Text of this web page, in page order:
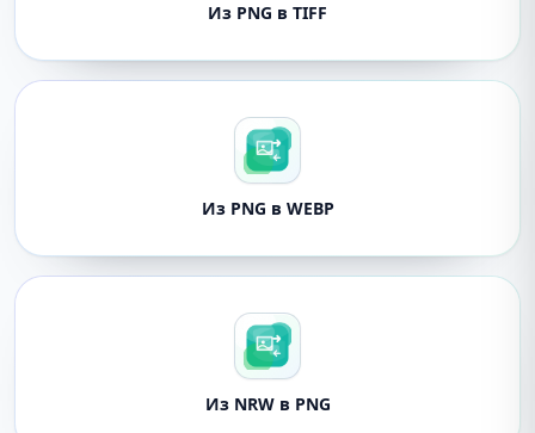
Из PNG в TIFF
Из PNG в WEBP
Из NRW в PNG